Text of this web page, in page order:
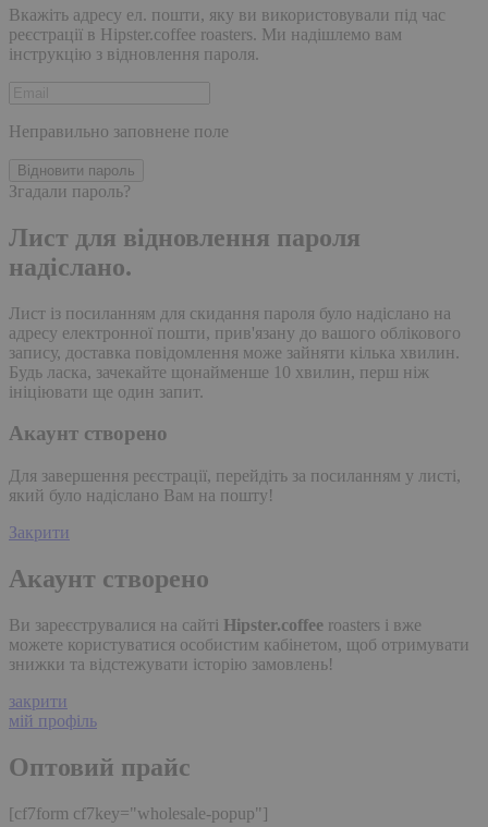
Вкажіть адресу ел. пошти, яку ви використовували під час
реєстрації в Hipster.coffee roasters. Ми надішлемо вам
інструкцію з відновлення пароля.
Неправильно заповнене поле
Відновити пароль
Згадали пароль?
Лист для відновлення пароля
надіслано.
Лист із посиланням для скидання пароля було надіслано на
адресу електронної пошти, прив'язану до вашого облікового
запису, доставка повідомлення може зайняти кілька хвилин.
Будь ласка, зачекайте щонайменше 10 хвилин, перш ніж
ініціювати ще один запит.
Акаунт створено
Для завершення реєстрації, перейдіть за посиланням у листі,
який було надіслано Вам на пошту!
Закрити
Акаунт створено
Ви зареєструвалися на сайті Hipster.coffee roasters і вже
можете користуватися особистим кабінетом, щоб отримувати
знижки та відстежувати історію замовлень!
закрити
мій профіль
Оптовий прайс
[cf7form cf7key="wholesale-popup"]